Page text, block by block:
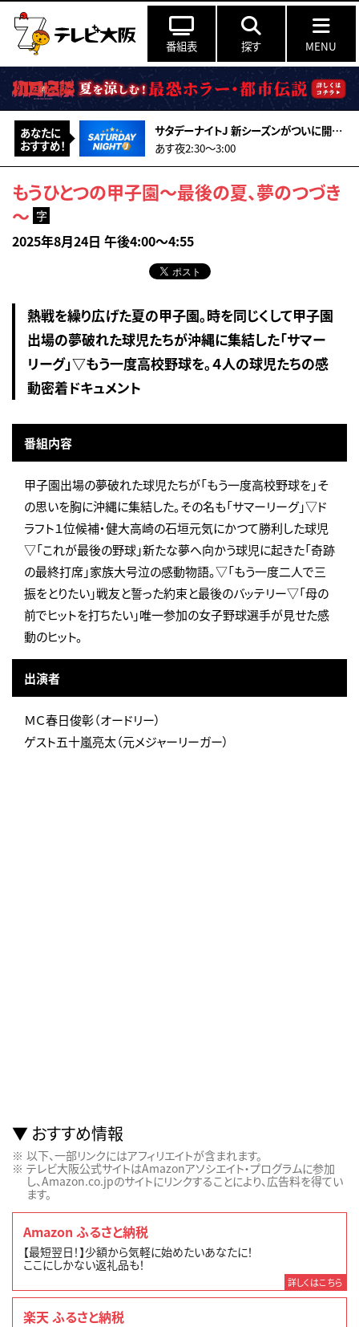
番組表 探す MENU
あなたに
おすすめ！
サタデーナイトJ 新シーズンがついに開幕！FC東京vsFC町田ゼルビアをマッチオブザJ
あす夜2:30〜3:00
もうひとつの甲子園～最後の夏、夢のつづき
～ 字
2025年8月24日 午後4:00～4:55
熱戦を繰り広げた夏の甲子園。時を同じくして甲子園
出場の夢破れた球児たちが沖縄に集結した「サマー
リーグ」▽もう一度高校野球を。４人の球児たちの感
動密着ドキュメント
番組内容
甲子園出場の夢破れた球児たちが「もう一度高校野球を」そ
の思いを胸に沖縄に集結した。その名も「サマーリーグ」▽ド
ラフト１位候補・健大高崎の石垣元気にかつて勝利した球児
▽「これが最後の野球」新たな夢へ向かう球児に起きた「奇跡
の最終打席」家族大号泣の感動物語。▽「もう一度二人で三
振をとりたい」戦友と誓った約束と最後のバッテリー▽「母の
前でヒットを打ちたい」唯一参加の女子野球選手が見せた感
動のヒット。
出演者
ＭＣ春日俊彰（オードリー）
ゲスト五十嵐亮太（元メジャーリーガー）
おすすめ情報
以下、一部リンクにはアフィリエイトが含まれます。
テレビ大阪公式サイトはAmazonアソシエイト・プログラムに参加
し、Amazon.co.jpのサイトにリンクすることにより、広告料を得てい
ます。
Amazon ふるさと納税
【最短翌日！】少額から気軽に始めたいあなたに！
ここにしかない返礼品も！
詳しくはこちら
楽天 ふるさと納税